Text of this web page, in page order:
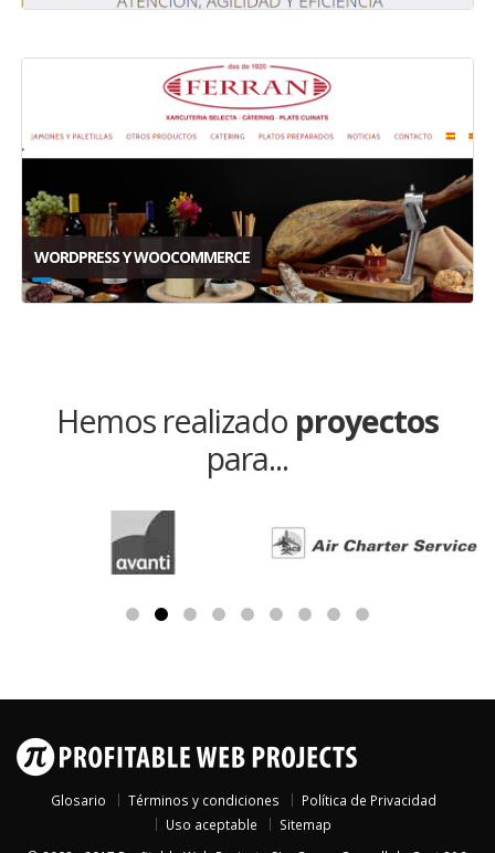
WORDPRESS Y WOOCOMMERCE
Hemos realizado proyectos
para...
Glosario Términos y condiciones
Política de Privacidad
Uso aceptable
Sitemap